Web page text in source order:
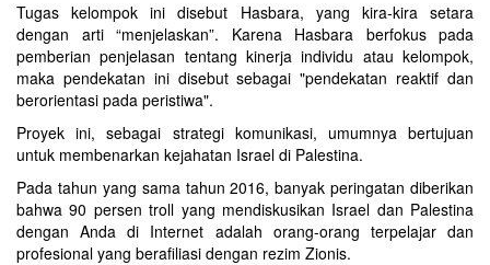
Tugas kelompok ini disebut Hasbara, yang kira-kira setara
dengan arti “menjelaskan”. Karena Hasbara berfokus pada
pemberian penjelasan tentang kinerja individu atau kelompok,
maka pendekatan ini disebut sebagai "pendekatan reaktif dan
berorientasi pada peristiwa".
Proyek ini, sebagai strategi komunikasi, umumnya bertujuan
untuk membenarkan kejahatan Israel di Palestina.
Pada tahun yang sama tahun 2016, banyak peringatan diberikan
bahwa 90 persen troll yang mendiskusikan Israel dan Palestina
dengan Anda di Internet adalah orang-orang terpelajar dan
profesional yang berafiliasi dengan rezim Zionis.